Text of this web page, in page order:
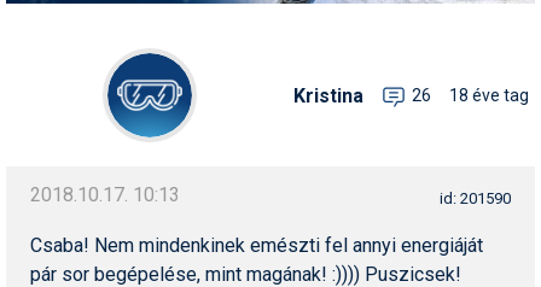
Sífelszerelés
Kristina 26 18 éve tag
2018.10.17. 10:13 id: 201590
Csaba! Nem mindenkinek emészti fel annyi energiáját
pár sor begépelése, mint magának! :)))) Puszicsek!